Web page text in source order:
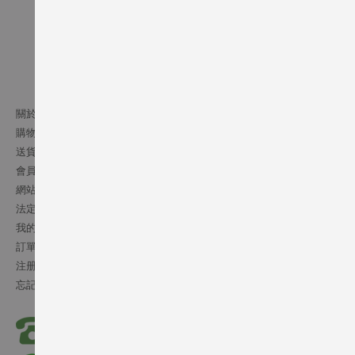
關於我們
購物須知
送貨條款
會員細則
網站條文
法定通告
我的帳號
訂單記錄
注册會員
忘記密碼